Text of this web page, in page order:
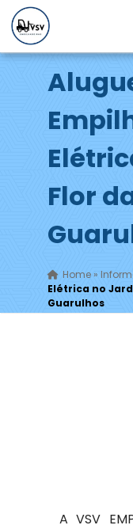
Flor
Home»
Elétrica no
Guarulhos
A VSV